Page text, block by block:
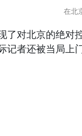
在北
了对北京的绝对
者还被当局上